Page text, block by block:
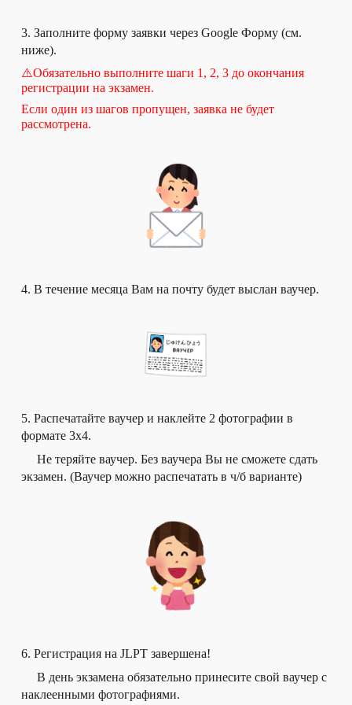
3.Заполните форму заявки через Google Форму (см.
ниже).
⚠️Обязательно выполните шаги 1, 2, 3 до окончания
регистрации на экзамен.
Если один из шагов пропущен, заявка не будет
рассмотрена.
4. В течение месяца Вам на почту будет выслан ваучер.
5. Распечатайте ваучер и наклейте 2 фотографии в
формате 3х4.
Не теряйте ваучер. Без ваучера Вы не сможете сдать
экзамен. (Ваучер можно распечатать в ч/б варианте)
6. Регистрация на JLPT завершена!
В день экзамена обязательно принесите свой ваучер с
наклеенными фотографиями.